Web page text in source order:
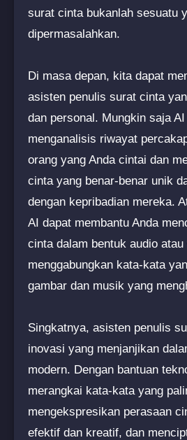
surat cinta bukanlah sesuatu
dipermasalahkan.
Di masa depan, kita dapat
asisten penulis surat cinta
dan personal. Mungkin saja
menganalisis riwayat
orang yang Anda cintai dan
cinta yang benar-benar unik
dengan kepribadian mereka.
AI dapat membantu Anda
cinta dalam bentuk audio
menggabungkan kata-kata
gambar dan musik yang
Singkatnya, asisten penulis
inovasi yang menjanjikan
modern. Dengan bantuan
merangkai kata-kata yang
mengekspresikan perasaan
efektif dan kreatif, dan